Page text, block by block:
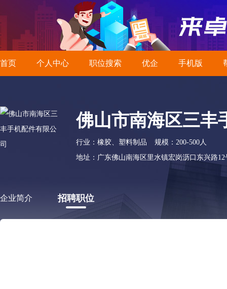
首页 个人中心 职位搜索 优企 手机版
佛山市南海区三丰
行业：橡胶、塑料制品
规模：200-500人
地址：广东佛山南海区里水镇宏岗沥口东兴路12
企业简介 招聘职位